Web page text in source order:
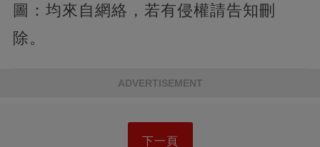
圖：均來自網絡，若有侵權請告知刪
除。
ADVERTISEMENT
下一頁